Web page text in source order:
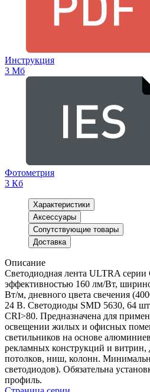
Инструкция
3 Мб
Фотометрия
3 Кб
Характеристики
Аксессуары
Сопутствующие товары
Доставка
Описание
Светодиодная лента ULTRA серии
эффективностью 160 лм/Вт,
Вт/м, дневного цвета свечения
24 В. Светодиоды SMD 5630, 64
CRI>80. Предназначена для
освещении жилых и офисных
светильников на основе
рекламных конструкций и витрин,
потолков, ниш, колонн.
светодиодов). Обязательна
профиль.